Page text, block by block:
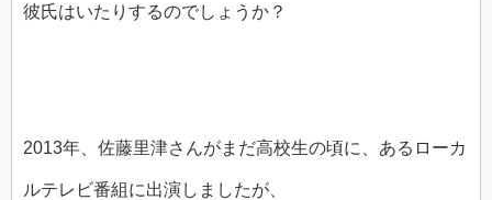
彼氏はいたりするのでしょうか？
2013年、佐藤里津さんがまだ高校生の頃に、あるローカ
ルテレビ番組に出演しましたが、